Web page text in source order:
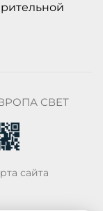
СВЕТ
сайта